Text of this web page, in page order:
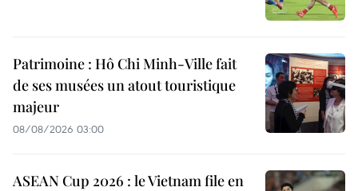
Patrimoine : Hô Chi Minh-Ville fait
de ses musées un atout touristique
majeur
08/08/2026 03:00
ASEAN Cup 2026 : le Vietnam file en